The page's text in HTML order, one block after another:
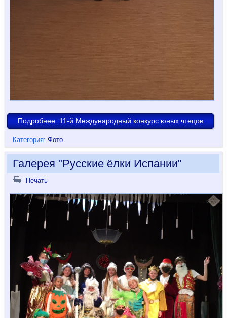
Подробнее: 11-й Международный конкурс юных чтецов
Категория:Фото
Галерея "Русские ёлки Испании"
Печать